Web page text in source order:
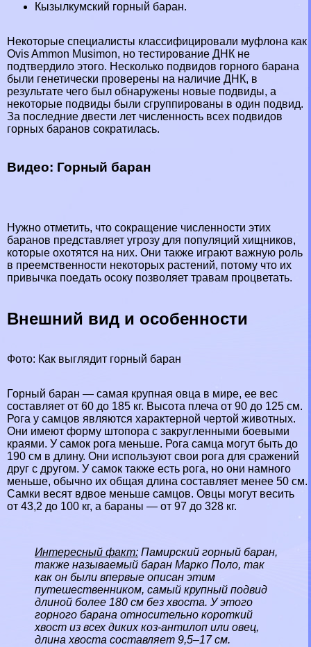
Кызылкумский горный бapaн.
Некоторые специалисты классифицировали муфлона как
Ovis Ammon Musimon, но тестирование ДНК не
подтвердило этого. Несколько подвидов горного бapaна
были генетически проверены на наличие ДНК, в
результате чего был обнаружены новые подвиды, а
некоторые подвиды были сгруппированы в один подвид.
За последние двести лет численность всех подвидов
горных бapaнов сократилась.
Видео: Горный бapaн
Нужно отметить, что сокращение численности этих
бapaнов представляет угрозу для популяций хищников,
которые охотятся на них. Они также играют важную роль
в преемственности некоторых растений, потому что их
привычка поедать осоку позволяет травам процветать.
Внешний вид и особенности
Фото: Как выглядит горный бapaн
Горный бapaн — самая крупная овца в мире, ее вес
составляет от 60 до 185 кг. Высота плеча от 90 до 125 см.
Рога у самцов являются хаpaктерной чертой животных.
Они имеют форму штопора с закругленными боевыми
краями. У самок рога меньше. Рога самца могут быть до
190 см в длину. Они используют свои рога для сражений
друг с другом. У самок также есть рога, но они намного
меньше, обычно их общая длина составляет менее 50 см.
Самки весят вдвое меньше самцов. Овцы могут весить
от 43,2 до 100 кг, а бapaны — от 97 до 328 кг.
Интересный факт: Памирский горный бapaн,
также называемый бapaн Марко Поло, так
как он были впервые описан этим
путешественником, самый крупный подвид
длиной более 180 см без хвоста. У этого
горного бapaна относительно короткий
хвост из всех диких коз-антилоп или овец,
длина хвоста составляет 9,5–17 см.